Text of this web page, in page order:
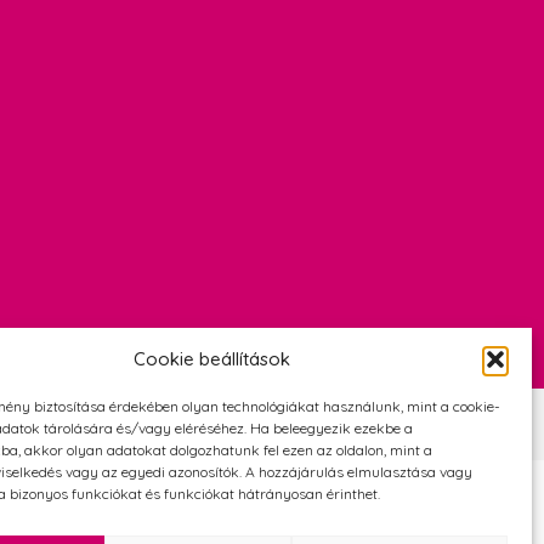
Cookie beállítások
biztosítása érdekében olyan technológiákat használunk, mint a cookie-
tárolására és/vagy eléréséhez. Ha beleegyezik ezekbe a
akkor olyan adatokat dolgozhatunk fel ezen az oldalon, mint a
vagy az egyedi azonosítók. A hozzájárulás elmulasztása vagy
bizonyos funkciókat és funkciókat hátrányosan érinthet.
FeltételekAdatvédelmi és cookie tájékoztató